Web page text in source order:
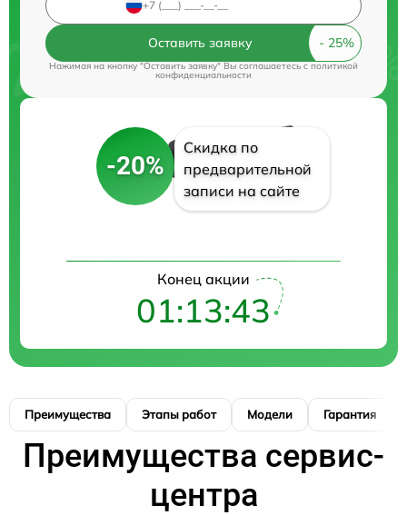
Оставить заявку
Нажимая на кнопку "Оставить заявку" Вы соглашаетесь cполитикой
конфиденциальности
-20%
Скидка по
предварительной
записи на сайте
Конец акции
01:13:42
Преимущества Этапы работ Модели Гарантия
Преимущества сервис-
центра